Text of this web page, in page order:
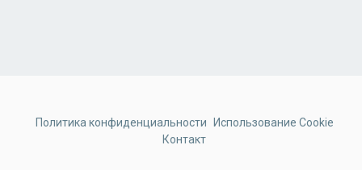
Политика конфиденциальности
Использование Cookie
Контакт